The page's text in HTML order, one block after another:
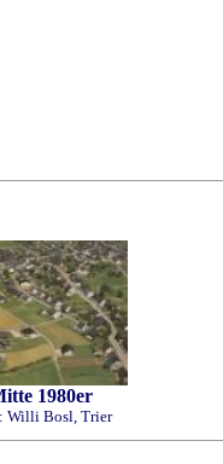
1980er
Willi Bosl, Trier